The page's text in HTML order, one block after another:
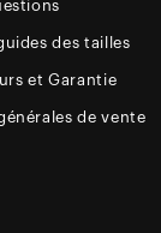
des tailles
et Garantie
de vente